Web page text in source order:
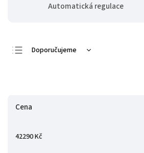
Automatická regulace
Doporučujeme
Cena
42290Kč